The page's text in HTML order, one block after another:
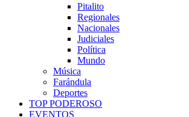
Pitalito
Regionales
Nacionales
Judiciales
Política
Mundo
Música
Farándula
Deportes
TOP PODEROSO
EVENTOS